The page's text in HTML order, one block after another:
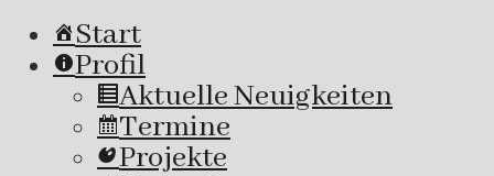
Start
Profil
Aktuelle Neuigkeiten
Termine
Projekte